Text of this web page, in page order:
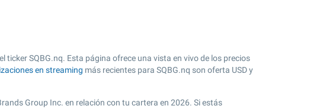
ticker SQBG.nq. Esta página ofrece una vista en vivo de los precios
en streaming más recientes para SQBG.nq son oferta USD y
Group Inc. en relación con tu cartera en 2026. Si estás